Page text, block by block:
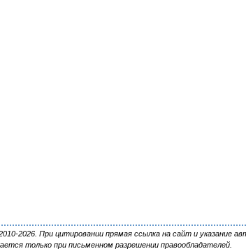
2026. При цитировании прямая ссылка на сайт и указание
только при письменном разрешении правообладателей.